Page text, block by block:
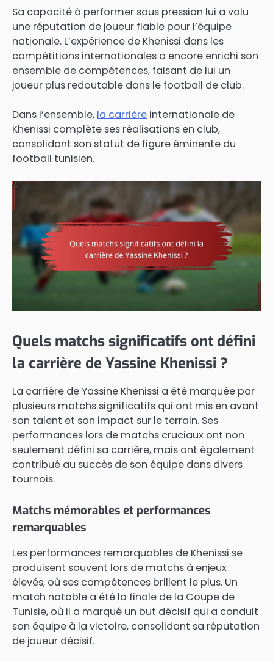
Sa capacité à performer sous pression lui a valu
une réputation de joueur fiable pour l’équipe
nationale. L’expérience de Khenissi dans les
compétitions internationales a encore enrichi son
ensemble de compétences, faisant de lui un
joueur plus redoutable dans le football de club.
Dans l’ensemble, la carrière internationale de
Khenissi complète ses réalisations en club,
consolidant son statut de figure éminente du
football tunisien.
Quels matchs significatifs ont défini
la carrière de Yassine Khenissi ?
La carrière de Yassine Khenissi a été marquée par
plusieurs matchs significatifs qui ont mis en avant
son talent et son impact sur le terrain. Ses
performances lors de matchs cruciaux ont non
seulement défini sa carrière, mais ont également
contribué au succès de son équipe dans divers
tournois.
Matchs mémorables et performances
remarquables
Les performances remarquables de Khenissi se
produisent souvent lors de matchs à enjeux
élevés, où ses compétences brillent le plus. Un
match notable a été la finale de la Coupe de
Tunisie, où il a marqué un but décisif qui a conduit
son équipe à la victoire, consolidant sa réputation
de joueur décisif.